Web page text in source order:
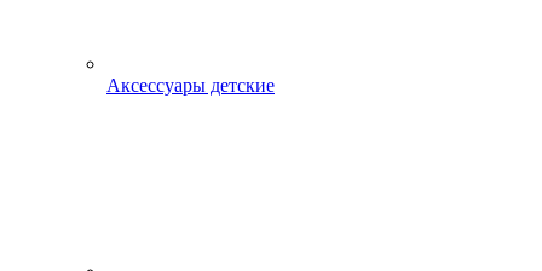
Аксессуары детские